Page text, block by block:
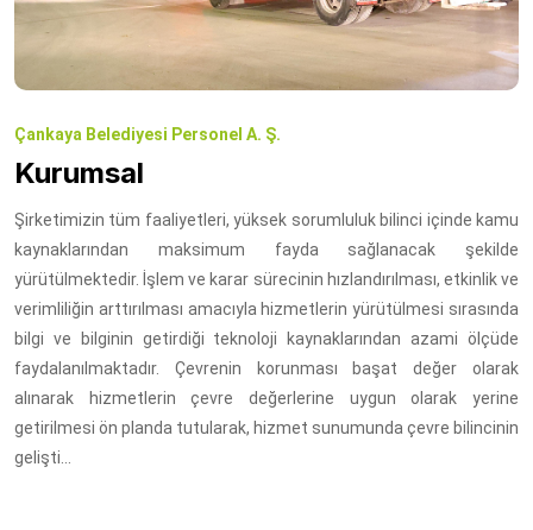
Çankaya Belediyesi Personel A. Ş.
Kurumsal
Şirketimizin tüm faaliyetleri, yüksek sorumluluk bilinci içinde kamu
kaynaklarından maksimum fayda sağlanacak şekilde
yürütülmektedir. İşlem ve karar sürecinin hızlandırılması, etkinlik ve
verimliliğin arttırılması amacıyla hizmetlerin yürütülmesi sırasında
bilgi ve bilginin getirdiği teknoloji kaynaklarından azami ölçüde
faydalanılmaktadır. Çevrenin korunması başat değer olarak
alınarak hizmetlerin çevre değerlerine uygun olarak yerine
getirilmesi ön planda tutularak, hizmet sunumunda çevre bilincinin
gelişti...